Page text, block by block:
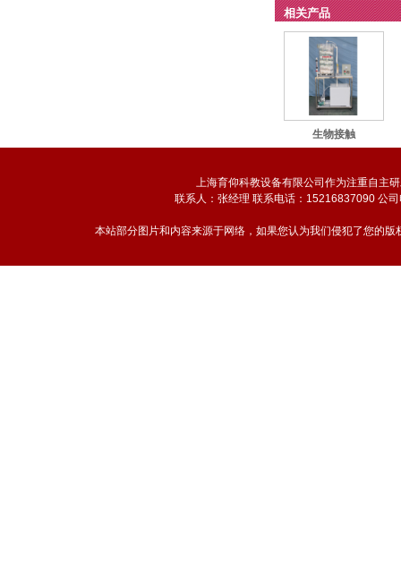
相关产品
生物接触
上海育仰科教设备有限公司作为注重自主
联系人：张经理 联系电话：15216837090 公
本站部分图片和内容来源于网络，如果您认为我们侵犯了您的